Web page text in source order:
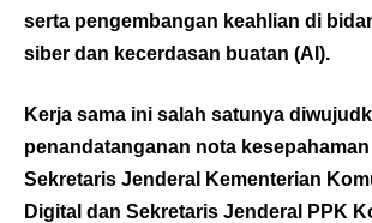
serta pengembangan keahlian di
siber dan kecerdasan buatan (AI).
Kerja sama ini salah satunya
penandatanganan nota kesepahaman
Sekretaris Jenderal Kementerian
Digital dan Sekretaris Jenderal PPK